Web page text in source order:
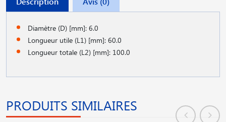
Diamètre (D) [mm]: 6.0
Longueur utile (L1) [mm]: 60.0
Longueur totale (L2) [mm]: 100.0
PRODUITS SIMILAIRES